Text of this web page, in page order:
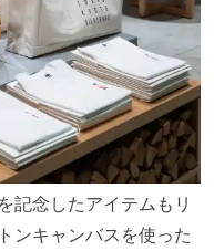
記念したアイテムもリ
ンキャンバスを使った